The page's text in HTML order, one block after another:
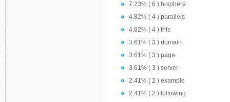
7.23% ( 6 ) h-sphere
4.82% ( 4 ) parallels
4.82% ( 4 ) this
3.61% ( 3 ) domain
3.61% ( 3 ) page
3.61% ( 3 ) server
2.41% ( 2 ) example
2.41% ( 2 ) following